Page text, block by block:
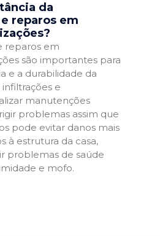
da
reparos em
reparos em
são importantes para
e a durabilidade da
e
manutenções
problemas assim que
pode evitar danos mais
à estrutura da casa,
problemas de saúde
e mofo.